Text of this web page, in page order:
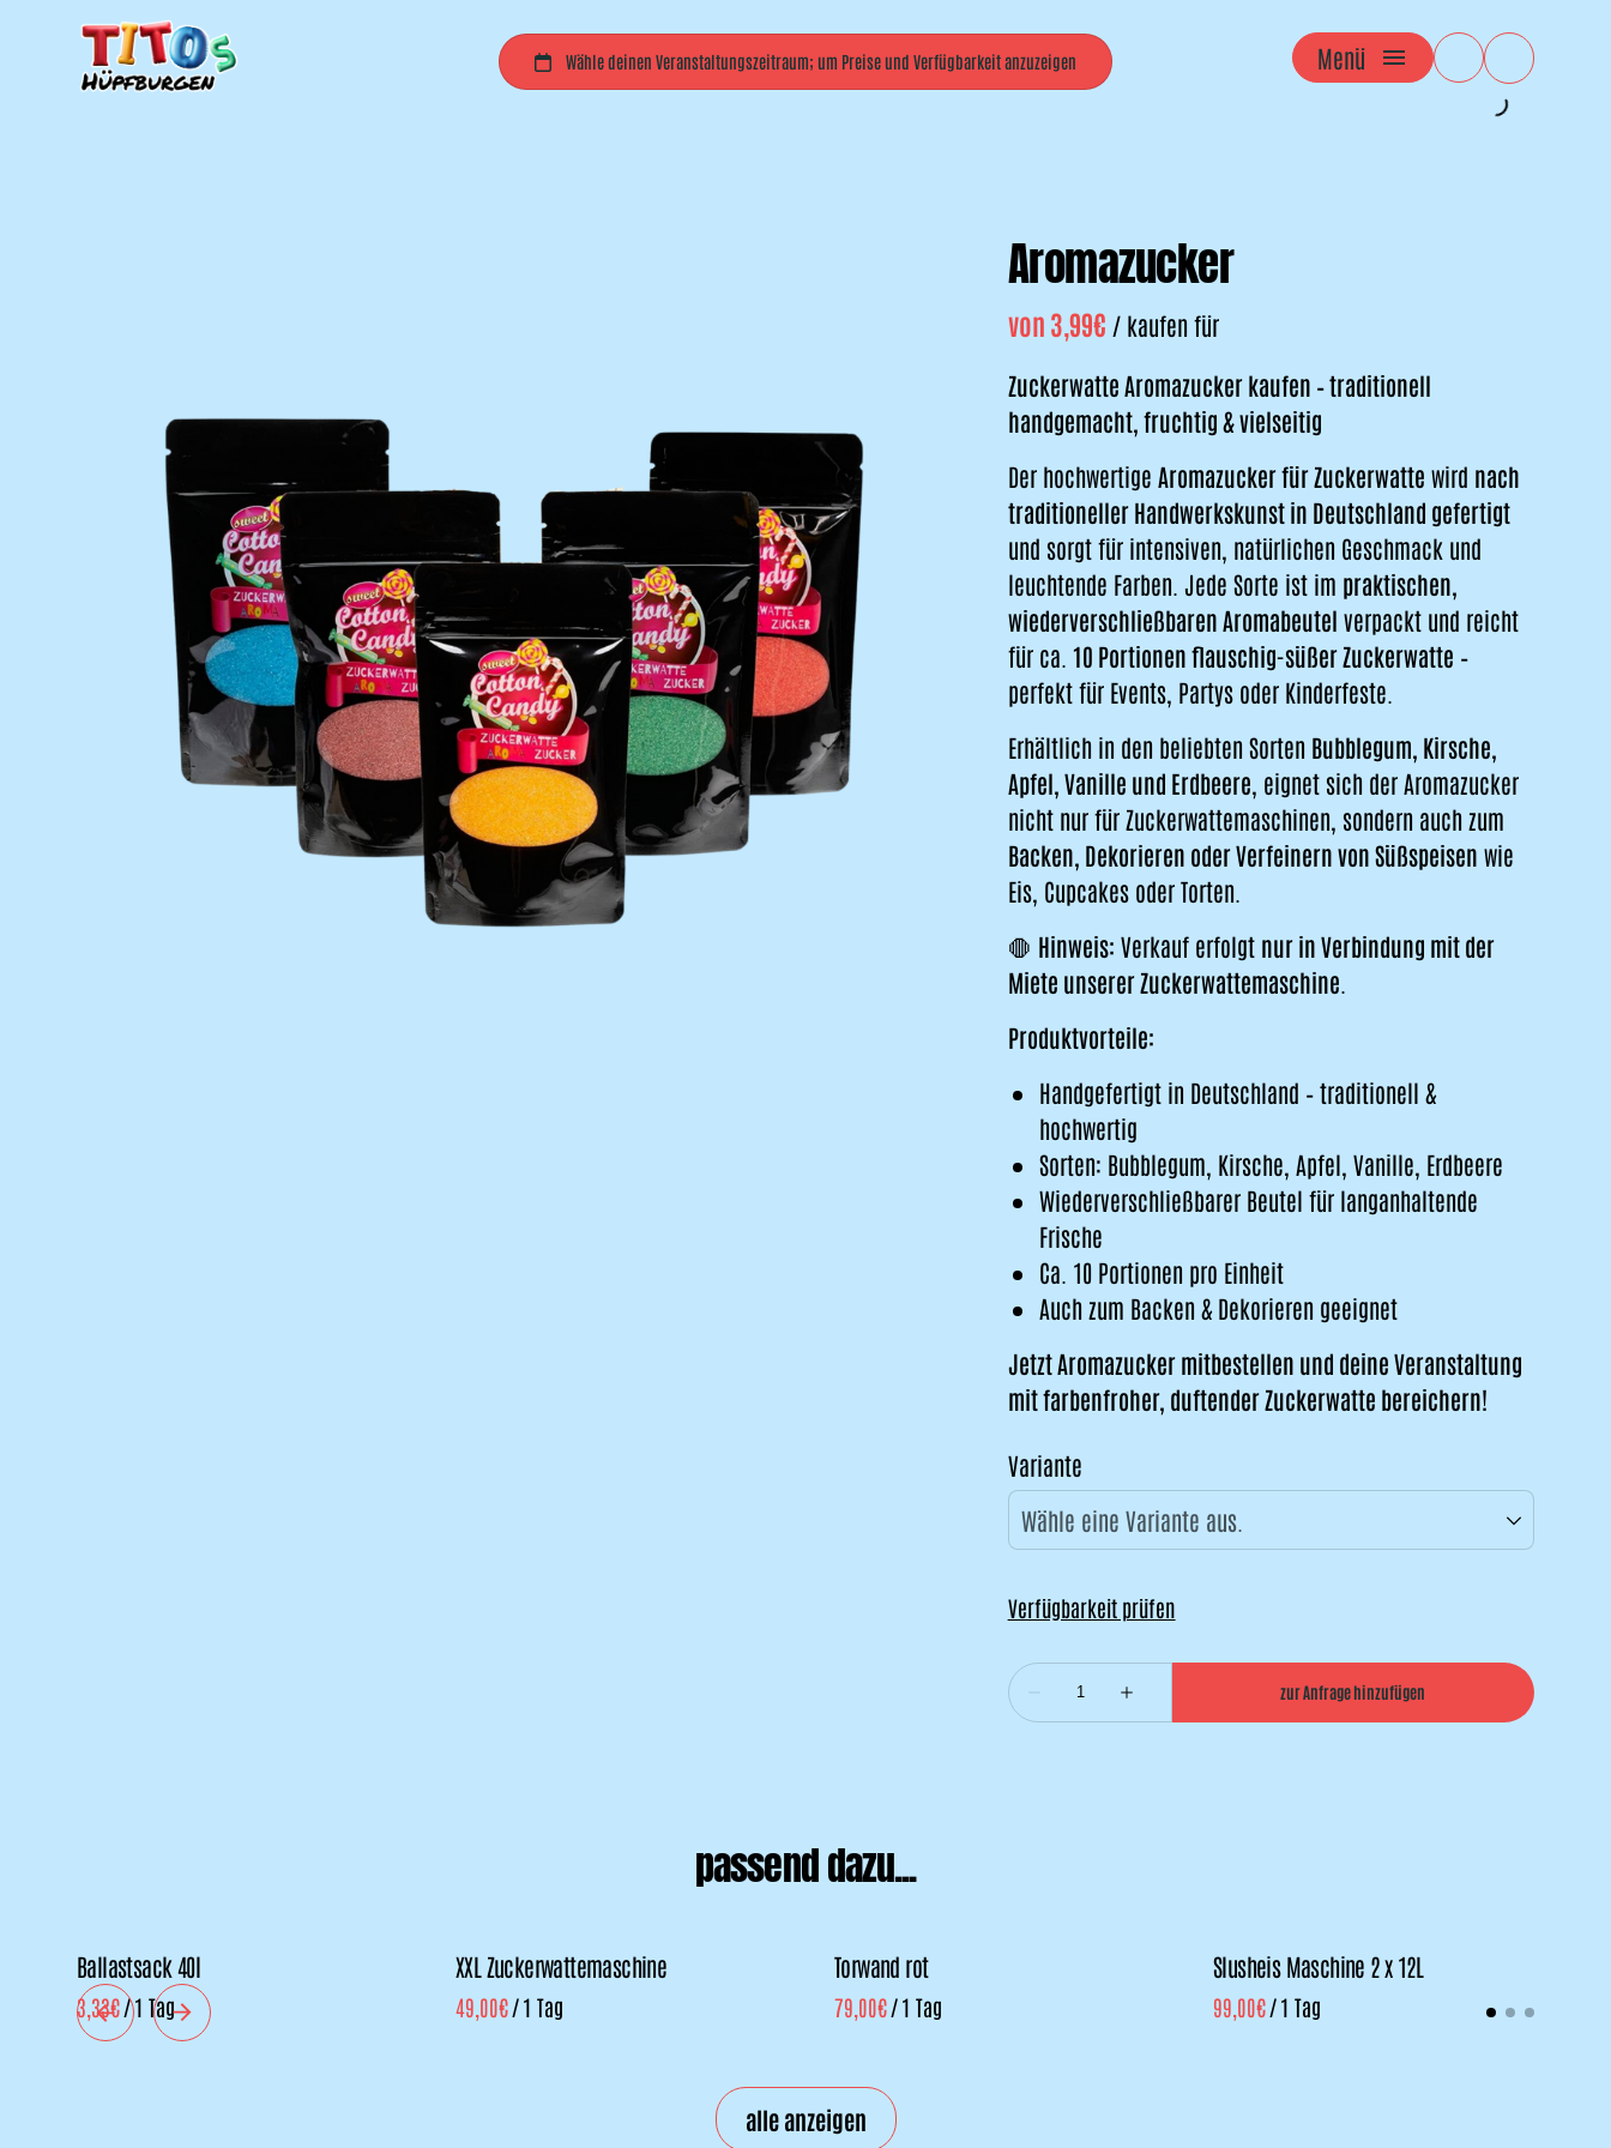
Menü
Aromazucker
/
Zuckerwatte Aromazucker kaufen – traditionell
handgemacht, fruchtig & vielseitig
Der hochwertige Aromazucker für Zuckerwatte wird nach
traditioneller Handwerkskunst in Deutschland gefertigt
und sorgt für intensiven, natürlichen Geschmack und
leuchtende Farben. Jede Sorte ist im praktischen,
wiederverschließbaren Aromabeutel verpackt und reicht
für ca. 10 Portionen flauschig-süßer Zuckerwatte –
perfekt für Events, Partys oder Kinderfeste.
Erhältlich in den beliebten Sorten Bubblegum, Kirsche,
Apfel, Vanille und Erdbeere , eignet sich der Aromazucker
nicht nur für Zuckerwattemaschinen, sondern auch zum
Backen, Dekorieren oder Verfeinern von Süßspeisen wie
Eis, Cupcakes oder Torten.
🛑 Hinweis: Verkauf erfolgt nur in Verbindung mit der
Miete unserer Zuckerwattemaschine
Produktvorteile:
Handgefertigt in Deutschland – traditionell &
hochwertig
Sorten: Bubblegum, Kirsche, Apfel, Vanille, Erdbeere
Wiederverschließbarer Beutel für langanhaltende
Frische
Ca. 10 Portionen pro Einheit
Auch zum Backen & Dekorieren geeignet
Jetzt Aromazucker mitbestellen und deine Veranstaltung
mit farbenfroher, duftender Zuckerwatte bereichern!
Variante
passend dazu...
Ballastsack 40l
/
XXL Zuckerwattemaschine
/
Torwand rot
/
Slusheis Maschine 2 x 12L
/
alle anzeigen